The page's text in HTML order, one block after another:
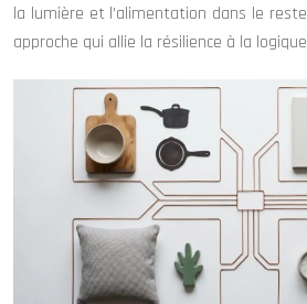
la lumière et l’alimentation dans le
approche qui allie la résilience à la